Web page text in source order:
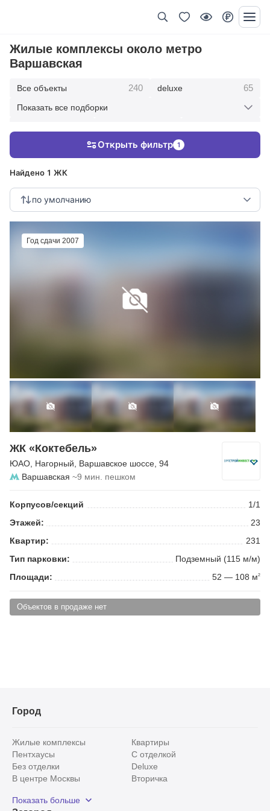
Жилые комплексы около метро
Варшавская
Все объекты 240 deluxe 65
123 клубные дома
Показать все подборки
Найдено 1 ЖК
по умолчанию
Открыть фильтр 1
Год сдачи 2007
ЖК «Коктебель»
ЮАО Нагорный Варшавское шоссе , 94
Варшавская ~9 мин. пешком
Корпусов/секций
1/1
Этажей:
23
Квартир:
231
Тип парковки:
Подземный (115 м/м)
Площади:
52 — 108 м2
Объектов в продаже нет
Город
Жилые комплексы
Квартиры
Пентхаусы
С отделкой
Без отделки
Deluxe
В центре Москвы
Вторичка
Рядом с парком
Показать больше